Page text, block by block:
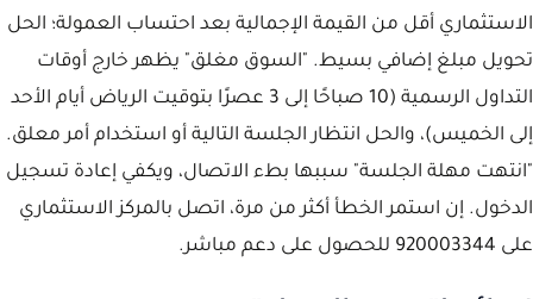
الاستثماري أقل من القيمة الإجمالية بعد احتساب العمولة؛ الحل
تحويل مبلغ إضافي بسيط. "السوق مغلق" يظهر خارج أوقات
التداول الرسمية (10 صباحًا إلى 3 عصرًا بتوقيت الرياض أيام الأحد
إلى الخميس)، والحل انتظار الجلسة التالية أو استخدام أمر معلق.
"انتهت مهلة الجلسة" سببها بطء الاتصال، ويكفي إعادة تسجيل
الدخول. إن استمر الخطأ أكثر من مرة، اتصل بالمركز الاستثماري
على 920003344 للحصول على دعم مباشر.